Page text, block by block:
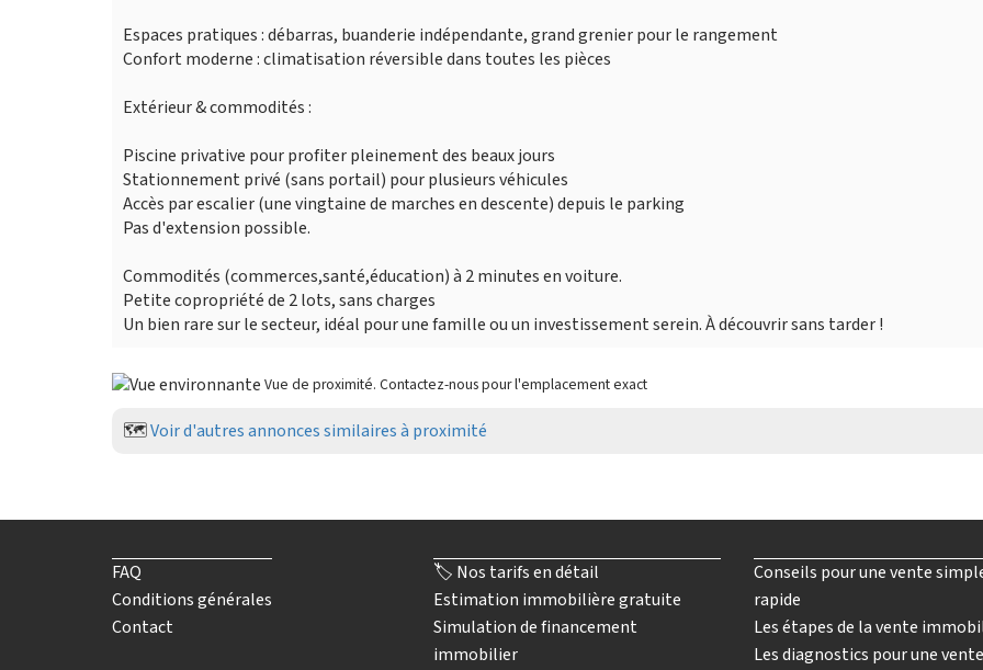
Espaces pratiques : débarras, buanderie indépendante, grand grenier pour le rangement
Confort moderne : climatisation réversible dans toutes les pièces
Extérieur & commodités :
Piscine privative pour profiter pleinement des beaux jours
Stationnement privé (sans portail) pour plusieurs véhicules
Accès par escalier (une vingtaine de marches en descente) depuis le parking
Pas d'extension possible.
Commodités (commerces,santé,éducation) à 2 minutes en voiture.
Petite copropriété de 2 lots, sans charges
Un bien rare sur le secteur, idéal pour une famille ou un investissement serein. À découvrir sans tarder !
Vue de proximité. Contactez-nous pour l'emplacement exact
🗺️Voir d'autres annonces similaires à proximité
FAQ
Conditions générales
Contact
🏷️ Nos tarifs en détail
Estimation immobilière gratuite
Simulation de financement
immobilier
Conseils pour une vente
rapide
Les étapes de la vente
Les diagnostics pour une vente